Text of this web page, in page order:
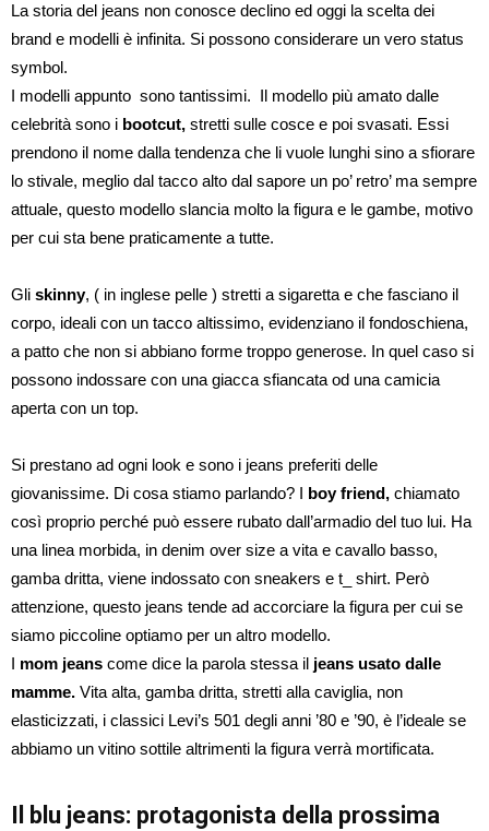
La storia del jeans non conosce declino ed oggi la scelta dei
brand e modelli è infinita. Si possono considerare un vero status
symbol.
I modelli appunto sono tantissimi. Il modello più amato dalle
celebrità sono i bootcut, stretti sulle cosce e poi svasati. Essi
prendono il nome dalla tendenza che li vuole lunghi sino a sfiorare
lo stivale, meglio dal tacco alto dal sapore un po’ retro’ ma sempre
attuale, questo modello slancia molto la figura e le gambe, motivo
per cui sta bene praticamente a tutte.
Gli skinny, ( in inglese pelle ) stretti a sigaretta e che fasciano il
corpo, ideali con un tacco altissimo, evidenziano il fondoschiena,
a patto che non si abbiano forme troppo generose. In quel caso si
possono indossare con una giacca sfiancata od una camicia
aperta con un top.
Si prestano ad ogni look e sono i jeans preferiti delle
giovanissime. Di cosa stiamo parlando? I boy friend, chiamato
così proprio perché può essere rubato dall’armadio del tuo lui. Ha
una linea morbida, in denim over size a vita e cavallo basso,
gamba dritta, viene indossato con sneakers e t_ shirt. Però
attenzione, questo jeans tende ad accorciare la figura per cui se
siamo piccoline optiamo per un altro modello.
I mom jeans come dice la parola stessa il jeans usato dalle
mamme. Vita alta, gamba dritta, stretti alla caviglia, non
elasticizzati, i classici Levi’s 501 degli anni ’80 e ’90, è l’ideale se
abbiamo un vitino sottile altrimenti la figura verrà mortificata.
Il blu jeans: protagonista della prossima